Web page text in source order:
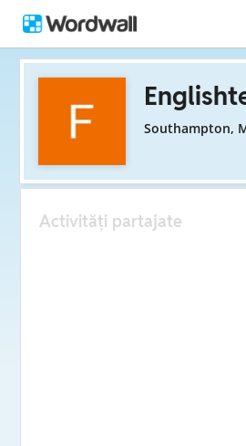
Southampton,
Activități partajate